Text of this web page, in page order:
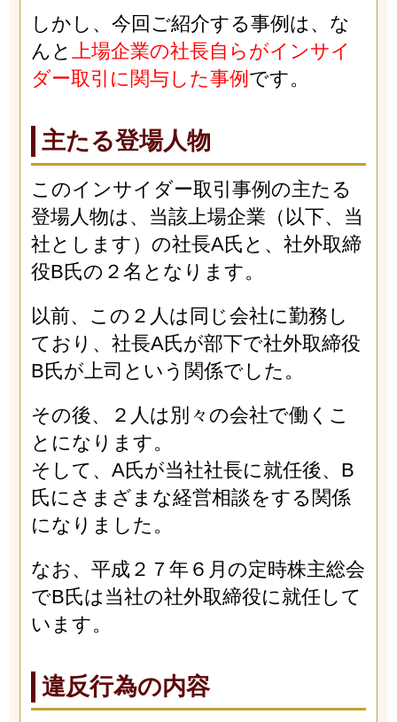
しかし、今回ご紹介する事例は、な
んと 上場企業の社長自らがインサイ
ダー取引に関与した事例 です。
主たる登場人物
このインサイダー取引事例の主たる
登場人物は、当該上場企業（以下、当
社とします）の社長A氏と、社外取締
役B氏の２名となります。
以前、この２人は同じ会社に勤務し
ており、社長A氏が部下で社外取締役
B氏が上司という関係でした。
その後、２人は別々の会社で働くこ
とになります。
そして、A氏が当社社長に就任後、B
氏にさまざまな経営相談をする関係
になりました。
なお、平成２７年６月の定時株主総会
でB氏は当社の社外取締役に就任して
います。
違反行為の内容